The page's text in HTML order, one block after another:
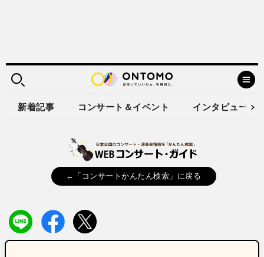
新着記事 コンサート＆イベント インタビュー
←「コンサートかんたん検索」に戻る